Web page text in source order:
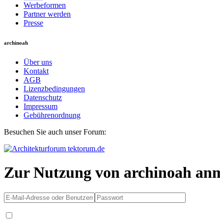
Werbeformen
Partner werden
Presse
archinoah
Über uns
Kontakt
AGB
Lizenzbedingungen
Datenschutz
Impressum
Gebührenordnung
Besuchen Sie auch unser Forum:
Zur Nutzung von archinoah